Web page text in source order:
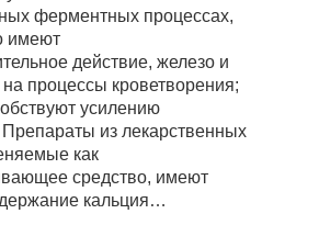
ферментных процессах,
имеют
действие, железо и
процессы кроветворения;
усилению
из лекарственных
как
средство, имеют
кальция…